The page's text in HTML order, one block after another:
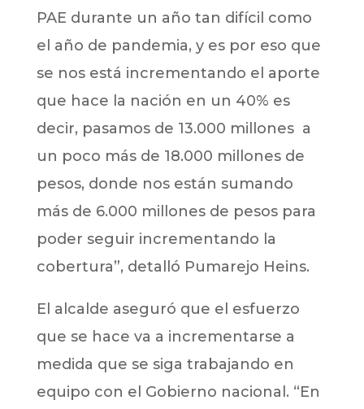
PAE durante un año tan difícil como
el año de pandemia, y es por eso que
se nos está incrementando el aporte
que hace la nación en un 40% es
decir, pasamos de 13.000 millones a
un poco más de 18.000 millones de
pesos, donde nos están sumando
más de 6.000 millones de pesos para
poder seguir incrementando la
cobertura”, detalló Pumarejo Heins.
El alcalde aseguró que el esfuerzo
que se hace va a incrementarse a
medida que se siga trabajando en
equipo con el Gobierno nacional. “En